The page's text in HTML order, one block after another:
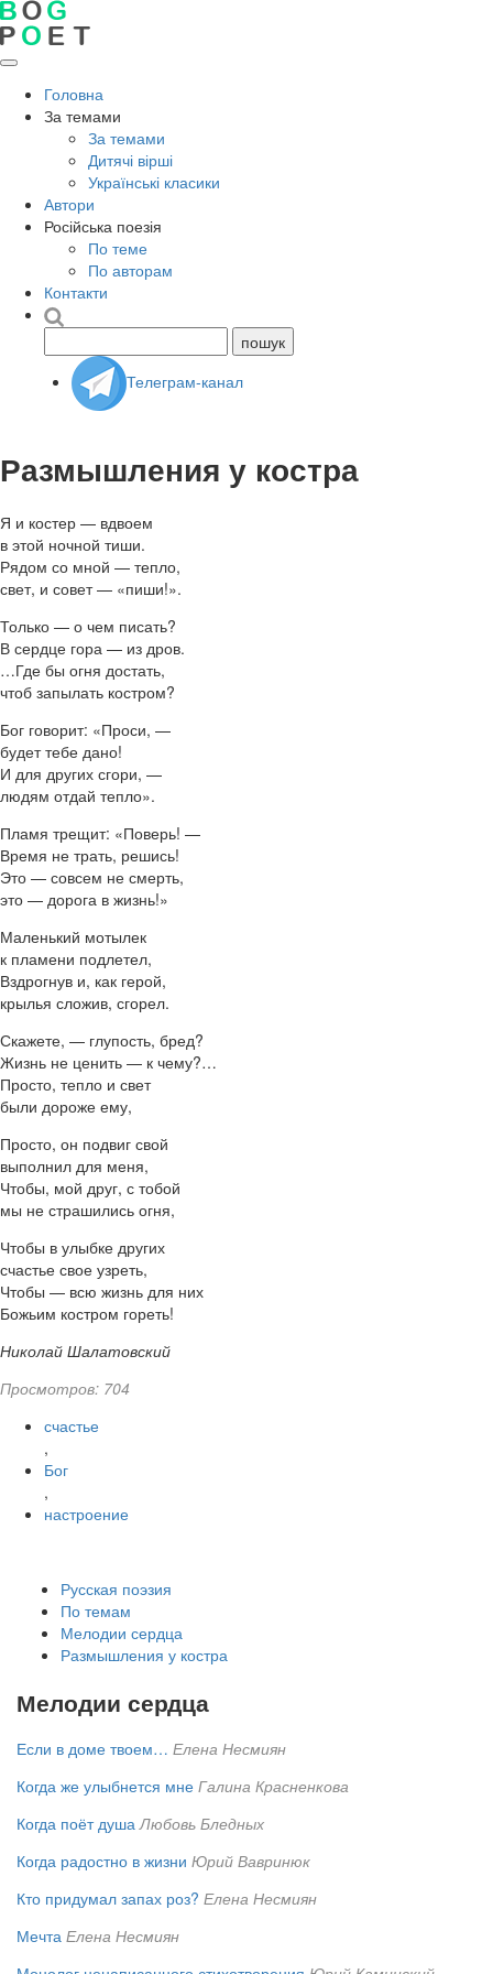
Головна
За темами
За темами
Дитячі вірші
Українські класики
Автори
Російська поезія
По теме
По авторам
Контакти
Телеграм-канал
Размышления у костра
Я и костер — вдвоем
в этой ночной тиши.
Рядом со мной — тепло,
свет, и совет — «пиши!».
Только — о чем писать?
В сердце гора — из дров.
…Где бы огня достать,
чтоб запылать костром?
Бог говорит: «Проси, —
будет тебе дано!
И для других сгори, —
людям отдай тепло».
Пламя трещит: «Поверь! —
Время не трать, решись!
Это — совсем не смерть,
это — дорога в жизнь!»
Маленький мотылек
к пламени подлетел,
Вздрогнув и, как герой,
крылья сложив, сгорел.
Скажете, — глупость, бред?
Жизнь не ценить — к чему?…
Просто, тепло и свет
были дороже ему,
Просто, он подвиг свой
выполнил для меня,
Чтобы, мой друг, с тобой
мы не страшились огня,
Чтобы в улыбке других
счастье свое узреть,
Чтобы — всю жизнь для них
Божьим костром гореть!
Николай Шалатовский
Просмотров: 704
счастье
,
Бог
,
настроение
Русская поэзия
По темам
Мелодии сердца
Размышления у костра
Мелодии сердца
Если в доме твоем… Елена Несмиян
Когда же улыбнется мне Галина Красненкова
Когда поёт душа Любовь Бледных
Когда радостно в жизни Юрий Вавринюк
Кто придумал запах роз? Елена Несмиян
Мечта Елена Несмиян